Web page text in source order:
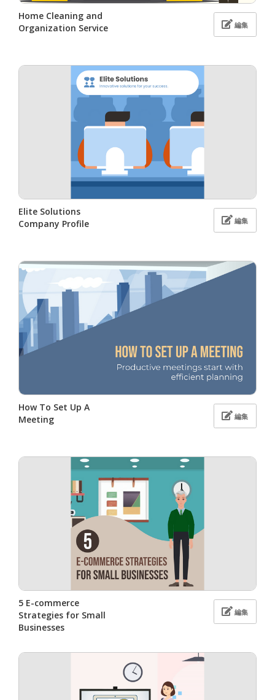
Home Cleaning and
Organization Service
編集
Elite Solutions
Company Profile
編集
How To Set Up A
Meeting
編集
5 E-commerce
Strategies for Small
Businesses
編集